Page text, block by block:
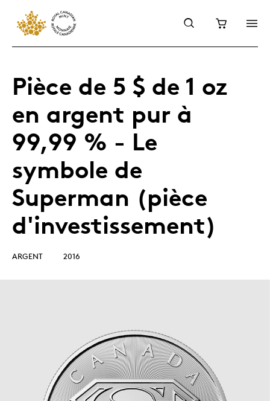
Pièce de 5 $ de 1 oz
en argent pur à
99,99 % - Le
symbole de
Superman (pièce
d'investissement)
ARGENT 2016